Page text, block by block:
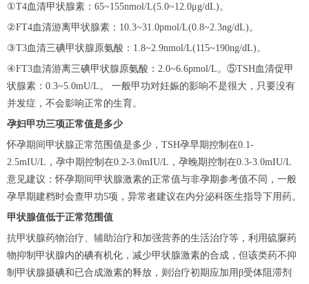
①T4血清甲状腺素：65~155nmol/L(5.0~12.0μg/dL)。
②FT4血清游离甲状腺素：10.3~31.0pmol/L(0.8~2.3ng/dL)。
③T3血清三碘甲状腺原氨酸：1.8~2.9nmol/L(115~190ng/dL)。
④FT3血清游离三碘甲状腺原氨酸：2.0~6.6pmol/L。⑤TSH血清促甲
状腺素：0.3~5.0mU/L。 一般甲功对妊娠的影响不是很大，只要没有
并发症，不会影响正常的生育。
孕妇甲功三项正常值是多少
怀孕期间甲状腺正常范围值是多少，TSH孕早期控制在0.1-
2.5mIU/L，孕中期控制在0.2-3.0mIU/L，孕晚期控制在0.3-3.0mIU/L
意见建议：怀孕期间甲状腺激素的正常值与非孕期参考值不同，一般
孕早期建档时会查甲功5项，异常者建议在内分泌科医生指导下用药。
甲状腺值低于正常范围值
抗甲状腺药物治疗、辅助治疗和加强营养的生活治疗等，利用硫脲药
物抑制甲状腺内的碘有机化，减少甲状腺激素的合成，但该类药不抑
制甲状腺摄碘和已合成激素的释放，则治疗初期应加用β受体阻滞剂